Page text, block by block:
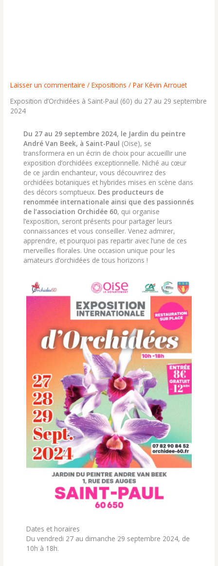
Laisser un commentaire /Expositions / ParKévin Arrouet
Exposition d’Orchidées à Saint-Paul (60) du 27 au 29 septembre
2024
Du 27 au 29 septembre 2024, le Jardin du peintre
André Van Beek, à Saint-Paul (Oise), se
transformera en un écrin de choix pour accueillir une
exposition d’orchidées exceptionnelle. Niché au cœur
de ce jardin enchanteur, vous découvrirez des
orchidées botaniques et hybrides mises en scène dans
des décors somptueux. Des producteurs de
renommée internationale ainsi que des passionnés
de l’association Orchidée 60, qui organise
l’exposition, seront présents pour partager leurs
connaissances et vous conseiller. Venez admirer,
apprendre, et pourquoi pas repartir avec l’une de ces
merveilles florales. Une occasion unique pour les
amateurs d’orchidées de tous horizons !
Dates et horaires
Du vendredi 27 au dimanche 29 septembre 2024, de
10h à 18h.